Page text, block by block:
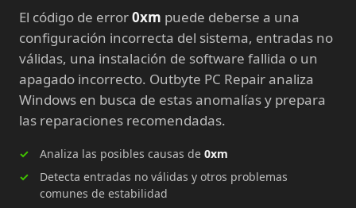
El código de error0xm puede deberse a una
configuración incorrecta del sistema, entradas no
válidas, una instalación de software fallida o un
apagado incorrecto. Outbyte PC Repair analiza
Windows en busca de estas anomalías y prepara
las reparaciones recomendadas.
Analiza las posibles causas de 0xm
Detecta entradas no válidas y otros problemas
comunes de estabilidad